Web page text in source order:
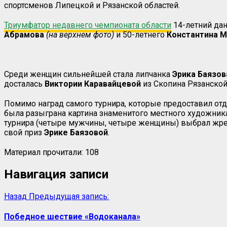
спортсменов Липецкой и Рязанской областей.
Триумфатор недавнего чемпионата области 14-летний
Абрамова (на верхнем фото)и 50-летнегоКонстантина
Среди женщин сильнейшей стала липчанка Эрика
досталась Виктории Каравайцевой из Скопина
Помимо наград самого турнира, которые предоставил
была разыграна картина знаменитого местного
турнира (четыре мужчины, четыре женщины) выбрал
свой приз Эрике Баязовой.
Материал прочитали: 108
Навигация записи
Назад Предыдущая запись:
Победное шествие «Водоканала»